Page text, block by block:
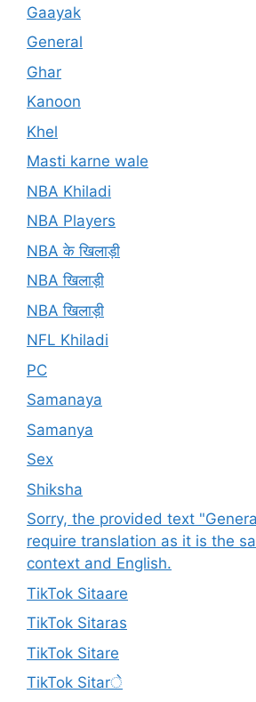
Gaayak
General
Ghar
Kanoon
Khel
Masti karne wale
NBA Khiladi
NBA Players
NBA के खिलाड़ी
NBA खिलाड़ी
NBA खिलाड़ी
NFL Khiladi
PC
Samanaya
Samanya
Sex
Shiksha
Sorry, the provided text
require translation as it is the
context and English.
TikTok Sitaare
TikTok Sitaras
TikTok Sitare
TikTok Sitarे